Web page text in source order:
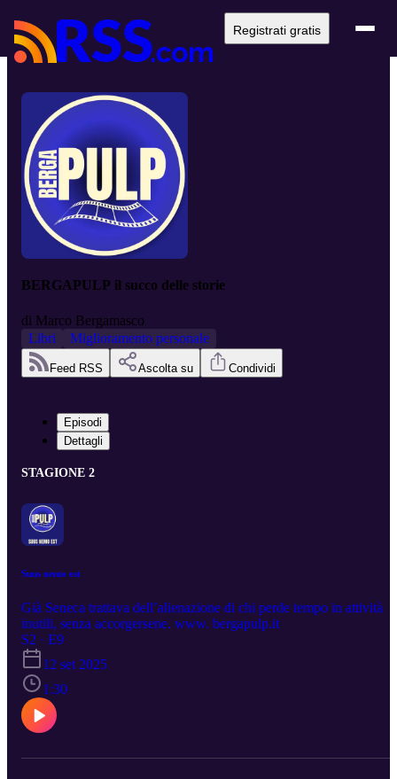
Registrati gratis
BERGAPULP il succo delle storie
di Marco Bergamasco
Libri
Miglioramento personale
Feed RSS Ascolta su Condividi
Episodi
Dettagli
STAGIONE 2
Suus nemo est
Già Seneca trattava dell’alienazione di chi perde tempo in attività
inutili, senza accorgersene. www. bergapulp.it
S2 · E9
12 set 2025
1:30